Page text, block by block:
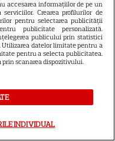
TE LA REVISTĂ
femei
accesarea informațiilor de pe un
Crearea profilurilor de
pentru selectarea publicității
publicitate personalizată.
publicului prin statistici
datelor limitate pentru a
pentru a selecta publicitatea.
prin scanarea dispozitivului.
INDIVIDUAL